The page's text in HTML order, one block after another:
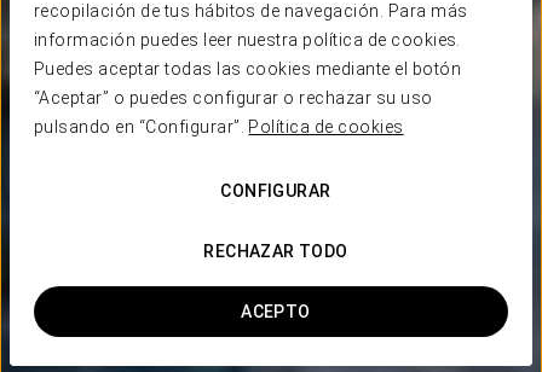
recopilación de tus hábitos de navegación. Para más
información puedes leer nuestra política de cookies.
Puedes aceptar todas las cookies mediante el botón
“Aceptar” o puedes configurar o rechazar su uso
pulsando en “Configurar”. Política de cookies
CONFIGURAR
RECHAZAR TODO
ACEPTO